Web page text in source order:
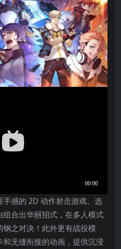
手感的 2D 动作射击游戏。选
合出华丽招式，在多人模式
之对决！此外更有战役模
无缝衔接的动画，提供沉浸